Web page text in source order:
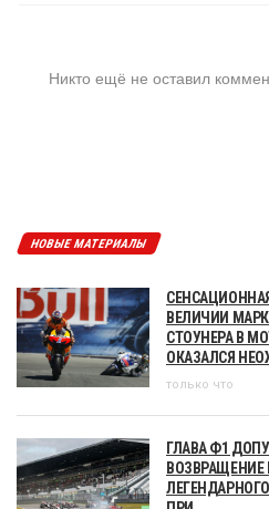
Никто ещё не оставил
НОВЫЕ МАТЕРИАЛЫ
ВЕЛИЧИИ
СТОУНЕРА В
ОКАЗАЛСЯ
только что
ГЛАВА Ф1
ВОЗВРАЩЕНИЕ